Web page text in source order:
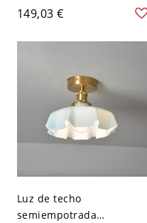
pantalla acrílica y
bombilla LED para niños -
Perfecta para mujeres de
Azul 45,72 cm Blanco
149,03 €
Luz de techo
semiempotrada